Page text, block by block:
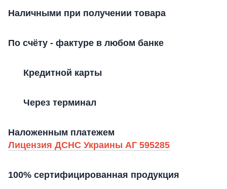
Наличными при получении товара
По счёту - фактуре в любом банке
Кредитной карты
Через терминал
Наложенным платежем
Лицензия ДСНС Украины АГ 595285
100% сертифицированная продукция